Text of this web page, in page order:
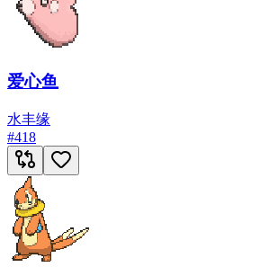
爱心鱼
水丰缘
#418